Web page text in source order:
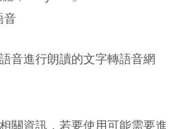
音
音進行朗讀的文字轉語音網
關資訊，若要使用可能需要進